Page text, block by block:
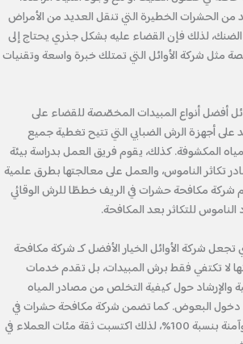
الحشرات الخطيرة التي تنقل العديد من الأمراض
لذلك فإن القضاء عليه بشكل جذري يحتاج إلى
شركة الأوائل التي تمتلك خبرة واسعة وتقنيات
أفضل أنواع المبيدات المخصّصة للقضاء على
أجهزة الرش الضبابي التي تتيح تغطية جميع
المكشوفة. كذلك، يقوم فريق العمل بدراسة بيئة
تكاثر الناموس، والعمل على معالجتها بطرق علمية
شركة مكافحة حشرات في الريف خططًا للرش الوقائي
للتكاثر بعد المكافحة.
تجعل شركة الأوائل الخيار الأفضل كـ شركة مكافحة
لا تكتفي فقط برش المبيدات، بل تقدم خدمات
والإرشاد حول كيفية التخلص من مصادر المياه
دخول البعوض. كما تضمن شركة مكافحة حشرات في
الريف نتائج فعالة وآمنة بنسبة 100%، لذلك اكتسبت ثقة مئات العملاء في